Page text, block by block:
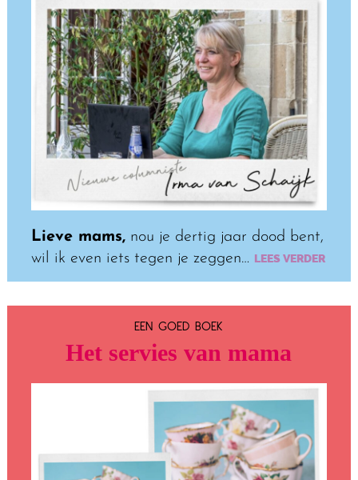
Lieve mams,nou je dertig jaar dood bent,
wil ik even iets tegen je zeggen… LEES VERDER
EEN GOED BOEK
Het servies van mama